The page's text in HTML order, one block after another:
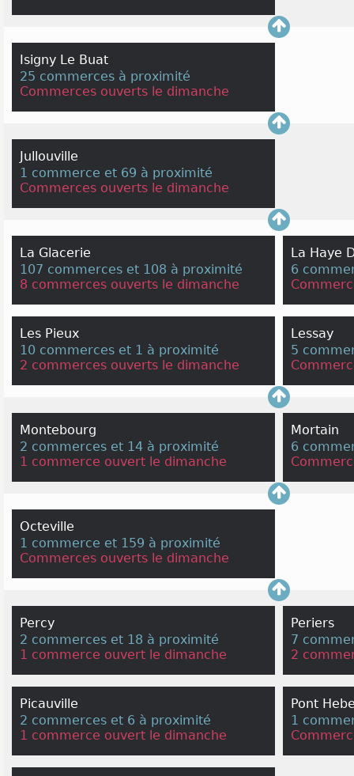
Isigny Le Buat
25 commerces à proximité
Commerces ouverts le dimanche
Jullouville
1 commerce et 69 à proximité
Commerces ouverts le dimanche
La Glacerie
107 commerces et 108 à proximité
8 commerces ouverts le dimanche
La Haye
6
Les Pieux
10 commerces et 1 à proximité
2 commerces ouverts le dimanche
Lessay
5
Montebourg
2 commerces et 14 à proximité
1 commerce ouvert le dimanche
Mortain
6
Octeville
1 commerce et 159 à proximité
Commerces ouverts le dimanche
Percy
2 commerces et 18 à proximité
1 commerce ouvert le dimanche
Periers
7
2
Picauville
2 commerces et 6 à proximité
1 commerce ouvert le dimanche
Pont
1